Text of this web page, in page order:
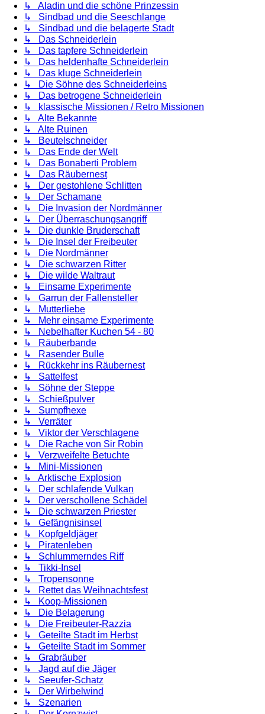
↳ Aladin und die schöne Prinzessin
↳ Sindbad und die Seeschlange
↳ Sindbad und die belagerte Stadt
↳ Das Schneiderlein
↳ Das tapfere Schneiderlein
↳ Das heldenhafte Schneiderlein
↳ Das kluge Schneiderlein
↳ Die Söhne des Schneiderleins
↳ Das betrogene Schneiderlein
↳ klassische Missionen / Retro Missionen
↳ Alte Bekannte
↳ Alte Ruinen
↳ Beutelschneider
↳ Das Ende der Welt
↳ Das Bonaberti Problem
↳ Das Räubernest
↳ Der gestohlene Schlitten
↳ Der Schamane
↳ Die Invasion der Nordmänner
↳ Der Überraschungsangriff
↳ Die dunkle Bruderschaft
↳ Die Insel der Freibeuter
↳ Die Nordmänner
↳ Die schwarzen Ritter
↳ Die wilde Waltraut
↳ Einsame Experimente
↳ Garrun der Fallensteller
↳ Mutterliebe
↳ Mehr einsame Experimente
↳ Nebelhafter Kuchen 54 - 80
↳ Räuberbande
↳ Rasender Bulle
↳ Rückkehr ins Räubernest
↳ Sattelfest
↳ Söhne der Steppe
↳ Schießpulver
↳ Sumpfhexe
↳ Verräter
↳ Viktor der Verschlagene
↳ Die Rache von Sir Robin
↳ Verzweifelte Betuchte
↳ Mini-Missionen
↳ Arktische Explosion
↳ Der schlafende Vulkan
↳ Der verschollene Schädel
↳ Die schwarzen Priester
↳ Gefängnisinsel
↳ Kopfgeldjäger
↳ Piratenleben
↳ Schlummerndes Riff
↳ Tikki-Insel
↳ Tropensonne
↳ Rettet das Weihnachtsfest
↳ Koop-Missionen
↳ Die Belagerung
↳ Die Freibeuter-Razzia
↳ Geteilte Stadt im Herbst
↳ Geteilte Stadt im Sommer
↳ Grabräuber
↳ Jagd auf die Jäger
↳ Seeufer-Schatz
↳ Der Wirbelwind
↳ Szenarien